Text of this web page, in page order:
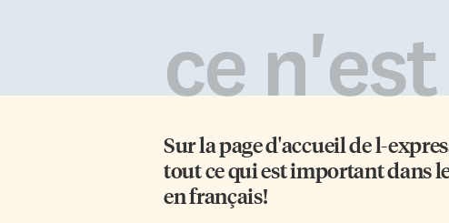
ce
Sur la page d'accueil del-
tout ce qui est important dans
en français!